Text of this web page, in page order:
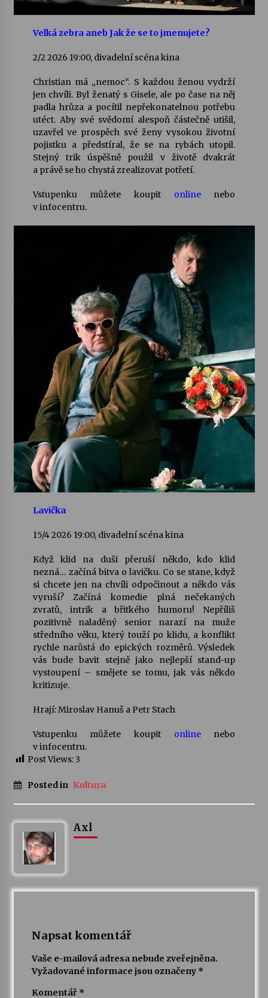
Letní koncerty ve Stromovce: Rufus Miller
22. 7. 2026
Vysočinka
Ozvěny prázdnin
14. 7. 2026
Za kulturou kousek za Humpolec. V Želivě ožije
13. 7. 2026
Petr Adamec – Malovaný svět
30. 6. 2026
Velká zebra aneb Jak že se to jmenujete?
2/2 2026 19:00, divadelní scéna kina
Christian má „nemoc“. S každou ženou vydrží
jen chvíli. Byl ženatý s Gisele, ale po čase na něj
padla hrůza a pocítil nepřekonatelnou potřebu
utéct. Aby své svědomí alespoň částečně utišil,
uzavřel ve prospěch své ženy vysokou životní
pojistku a předstíral, že se na rybách utopil.
Stejný trik úspěšně použil v životě dvakrát
a právě se ho chystá zrealizovat potřetí.
Vstupenku můžete koupit onlinenebo
v infocentru.
Lavička
15/4 2026 19:00, divadelní scéna kina
Když klid na duši přeruší někdo, kdo klid
nezná… začíná bitva o lavičku. Co se stane, když
si chcete jen na chvíli odpočinout a někdo vás
vyruší? Začíná komedie plná nečekaných
zvratů, intrik a břitkého humoru! Nepříliš
pozitivně naladěný senior narazí na muže
středního věku, který touží po klidu, a konflikt
rychle narůstá do epických rozměrů. Výsledek
vás bude bavit stejně jako nejlepší stand-up
vystoupení – smějete se tomu, jak vás někdo
kritizuje.
Hrají: Miroslav Hanuš a Petr Stach
Vstupenku můžete koupit onlinenebo
v infocentru.
Post Views:3
Posted in Kultura
Axl
Napsat komentář
Vaše e-mailová adresa nebude zveřejněna.
Vyžadované informace jsou označeny *
Komentář *